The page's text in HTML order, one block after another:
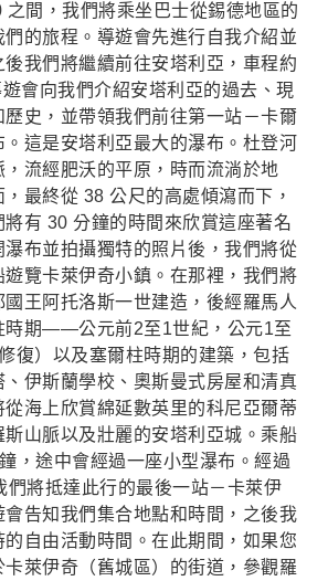
之間，我們將乘坐巴士從錫德地區的
的旅程。導遊會先進行自我介紹並
我們將繼續前往安塔利亞，車程約
會向我們介紹安塔利亞的過去、現
史，並帶領我們前往第一站－卡爾
這是安塔利亞最大的瀑布。杜登河
流經肥沃的平原，時而流淌於地
最終從 38 公尺的高處傾瀉而下，
將有 30 分鐘的時間來欣賞這座著名
布並拍攝獨特的照片後，我們將從
覽卡萊伊奇小鎮。在那裡，我們將
王阿托洛斯一世建造，後經羅馬人
時期——公元前2至1世紀，公元1至
）以及塞爾柱時期的建築，包括
伊斯蘭學校、奧斯曼式房屋和清真
海上欣賞綿延數英里的科尼亞爾蒂
山脈以及壯麗的安塔利亞城。乘船
，途中會經過一座小型瀑布。經過
們將抵達此行的最後一站－卡萊伊
告知我們集合地點和時間，之後我
自由活動時間。在此期間，如果您
萊伊奇（舊城區）的街道，參觀羅